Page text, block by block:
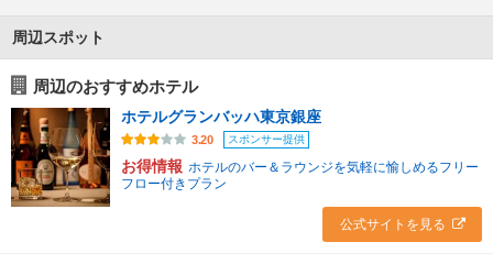
周辺スポット
周辺のおすすめホテル
ホテルグランバッハ東京銀座
3.20 スポンサー提供
お得情報 ホテルのバー＆ラウンジを気軽に愉しめるフリー
フロー付きプラン
公式サイトを見る